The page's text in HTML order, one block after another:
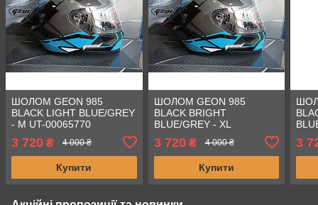
ШОЛОМ GEON 985
BLACK LIGHT BLUE/GREY
- M UT-00065770
3 720 ₴ 4 000 ₴
Купити
ШОЛОМ GEON 985
BLACK BRIGHT
BLUE/GREY - XL
3 720₴ 4 000 ₴
Купити
3